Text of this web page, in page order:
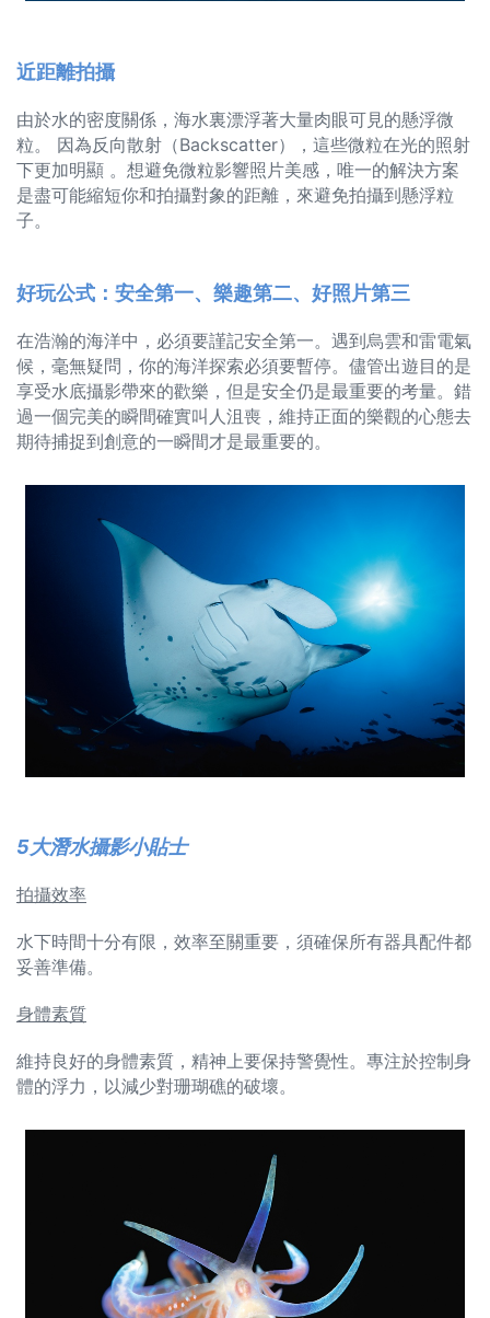
近距離拍攝
由於水的密度關係，海水裏漂浮著大量肉眼可見的懸浮微
粒。 因為反向散射（Backscatter），這些微粒在光的照射
下更加明顯 。想避免微粒影響照片美感，唯一的解決方案
是盡可能縮短你和拍攝對象的距離，來避免拍攝到懸浮粒
子。
好玩公式：安全第一、樂趣第二、好照片第三
在浩瀚的海洋中，必須要謹記安全第一。遇到烏雲和雷電氣
候，毫無疑問，你的海洋探索必須要暫停。儘管出遊目的是
享受水底攝影帶來的歡樂，但是安全仍是最重要的考量。錯
過一個完美的瞬間確實叫人沮喪，維持正面的樂觀的心態去
期待捕捉到創意的一瞬間才是最重要的。
5大潛水攝影小貼士
拍攝效率
水下時間十分有限，效率至關重要，須確保所有器具配件都
妥善準備。
身體素質
維持良好的身體素質，精神上要保持警覺性。專注於控制身
體的浮力，以減少對珊瑚礁的破壞。